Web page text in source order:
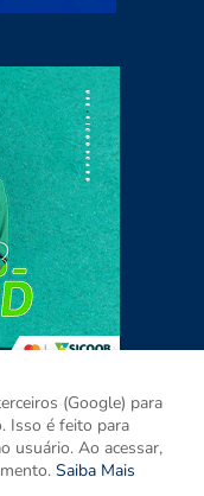
Mídia Kit
(Google) para
Isso é feito para
usuário. Ao acessar,
Saiba Mais